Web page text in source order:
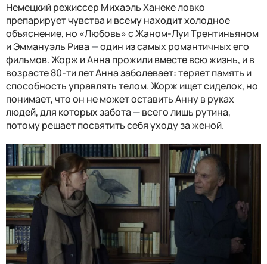
Немецкий режиссер Михаэль Ханеке ловко
препарирует чувства и всему находит холодное
объяснение, но «Любовь» с Жаном-Луи Трентиньяном
и Эммануэль Рива —один из самых романтичных его
фильмов. Жорж и Анна прожили вместе всю жизнь, и в
возрасте 80-ти лет Анна заболевает: теряет память и
способность управлять телом. Жорж ищет сиделок, но
понимает, что он не может оставить Анну в руках
людей, для которых забота —всего лишь рутина,
потому решает посвятить себя уходу за женой.